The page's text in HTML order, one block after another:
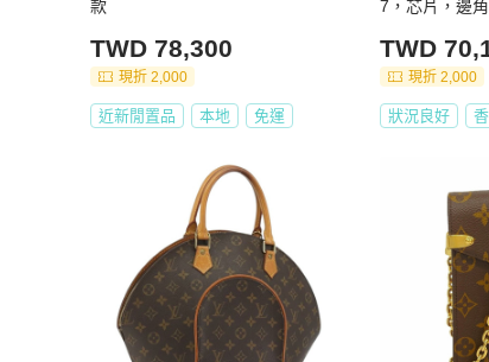
款
TWD 78,300
現折 2,000
近新閒置品 本地 免運
7，芯片，邊
TWD
現折 2,000
狀況良好